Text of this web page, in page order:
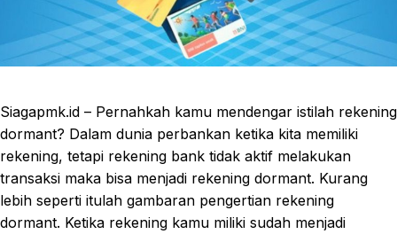
Siagapmk.id – Pernahkah kamu mendengar istilah rekening
dormant? Dalam dunia perbankan ketika kita memiliki
rekening, tetapi rekening bank tidak aktif melakukan
transaksi maka bisa menjadi rekening dormant. Kurang
lebih seperti itulah gambaran pengertian rekening
dormant. Ketika rekening kamu miliki sudah menjadi